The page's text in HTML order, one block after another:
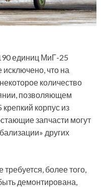
единиц МиГ-25
что на
количество
позволяющем
корпус из
запчасти могут
других
более того,
демонтирована,